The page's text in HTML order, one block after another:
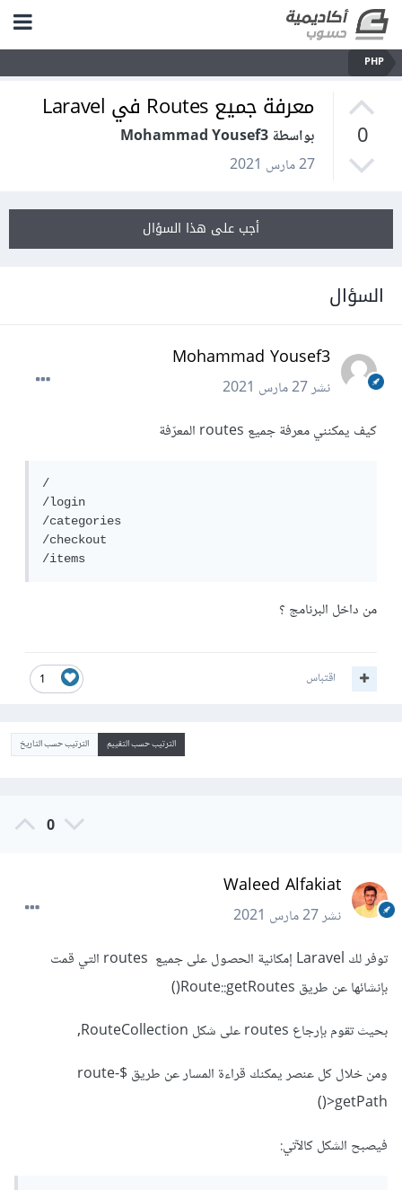
PHP
0
معرفة جميع Routes في Laravel
بواسطة Mohammad Yousef3
27 مارس 2021
أجب على هذا السؤال
السؤال
Mohammad Yousef3
نشر27 مارس 2021
كيف يمكنني معرفة جميع routes المعرّفة
/
/login
/categories
/checkout
من داخل البرنامج ؟
1 اقتباس
الترتيب حسب التقييم الترتيب حسب التاريخ
0
Waleed Alfakiat
نشر27 مارس 2021
توفر لك Laravel إمكانية الحصول على جميع routes التي قمت
بإنشائها عن طريق Route::getRoutes()
بحيث تقوم بإرجاع routes على شكل RouteCollection,
ومن خلال كل عنصر يمكنك قراءة المسار عن طريق $route-
>getPath()
فيصبح الشكل كالآتي: